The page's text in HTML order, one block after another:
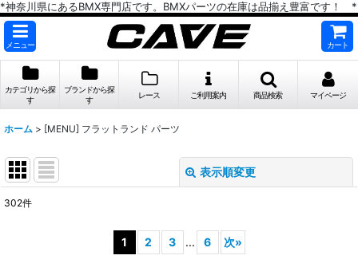
*神奈川県にあるBMX専門店です。BMXパーツの在庫は品揃え豊富です！ *
メニュー カート
カテゴリから探
す
ブランドから探
す
レース ご利用案内 商品検索 マイページ
ホーム > [MENU] フラットランド パーツ
表示順変更
302件
1 2 3 ... 6 次»